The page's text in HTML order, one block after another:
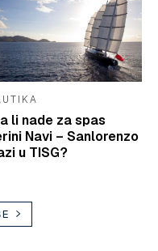
li nade za spas
Navi – Sanlorenzo
u TISG?